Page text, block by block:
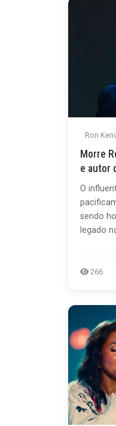
Ron
Morre
e autor
O
sendo
legado
266